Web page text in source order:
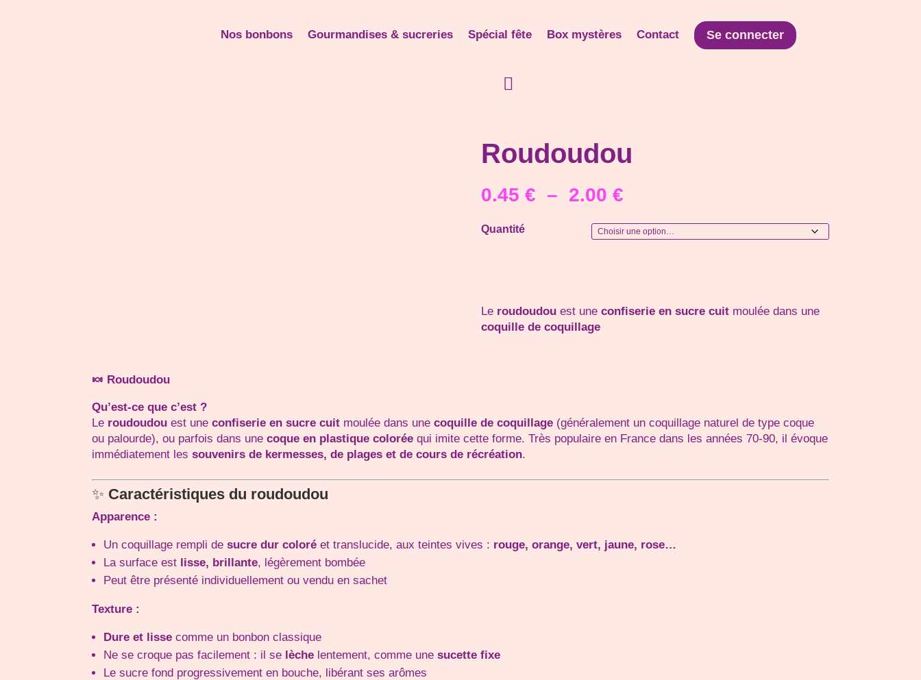
Nos bonbons Gourmandises & sucreries Spécial fête Box mystères Contact Se connecter
Roudoudou
0.45 € – 2.00 €Plage
prix :
0.45 €
Quantité
Le roudoudouest une confiserie en sucre cuitmoulée dans une
coquille de coquillage
🍬 Roudoudou
Qu’est-ce que c’est ?
Le roudoudou est uneconfiserie en sucre cuit moulée dans unecoquille de coquillage (généralement un coquillage naturel de type coque
ou palourde), ou parfois dans unecoque en plastique colorée qui imite cette forme. Très populaire en France dans les années 70-90, il évoque
immédiatement lessouvenirs de kermesses, de plages et de cours de récréation.
✨ Caractéristiques du roudoudou
Apparence :
Un coquillage rempli desucre dur coloré et translucide, aux teintes vives : rouge, orange, vert, jaune, rose…
La surface est lisse, brillante, légèrement bombée
Peut être présenté individuellement ou vendu en sachet
Texture :
Dure et lisse comme un bonbon classique
Ne se croque pas facilement : il se lèche lentement, comme unesucette fixe
Le sucre fond progressivement en bouche, libérant ses arômes